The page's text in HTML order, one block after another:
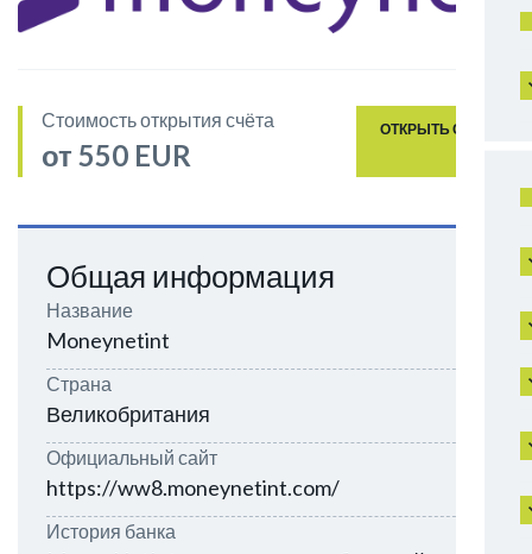
Стоимость открытия счёта
от 550 EUR
ОТКРЫТЬ СЧЁТ
Общая информация
Название
Moneynetint
Страна
Великобритания
Официальный сайт
https://ww8.moneynetint.com/
История банка